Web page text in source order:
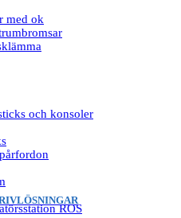
med ok
och konsoler
ROS